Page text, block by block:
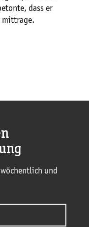
dass er
mittrage.
und